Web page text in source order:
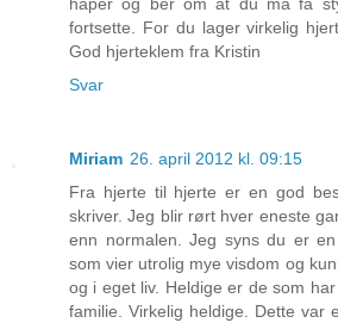
fortsette. For du lager virkelig
God hjerteklem fra Kristin
Svar
Miriam 26. april 2012 kl. 09:15
Fra hjerte til hjerte er en god
skriver. Jeg blir rørt hver eneste
enn normalen. Jeg syns du er
som vier utrolig mye visdom og
og i eget liv. Heldige er de som
familie. Virkelig heldige. Dette var